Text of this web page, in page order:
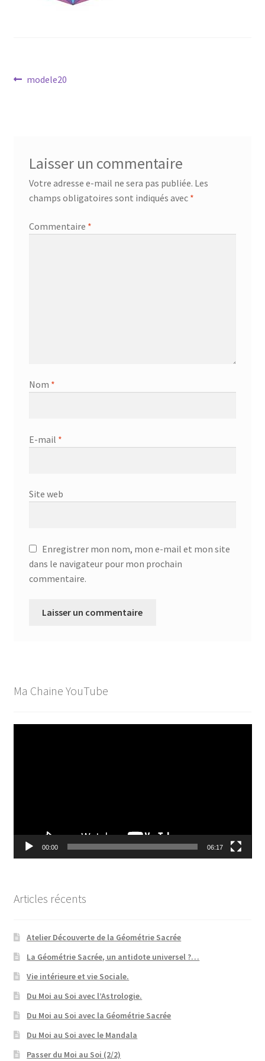
Mon compte
Navigation
Article
modele20
Laisser un commentaire
Votre adresse e-mail ne sera pas publiée. Les
champs obligatoires sont indiqués avec *
Commentaire *
Nom *
E-mail *
Site web
Enregistrer mon nom, mon e-mail et mon site
dans le navigateur pour mon prochain
commentaire.
Ma Chaine YouTube
00:00 06:17
Articles récents
Atelier Découverte de la Géométrie Sacrée
La Géométrie Sacrée, un antidote universel ?…
Vie intérieure et vie Sociale.
Du Moi au Soi avec l’Astrologie.
Du Moi au Soi avec la Géométrie Sacrée
Du Moi au Soi avec le Mandala
Passer du Moi au Soi (2/2)